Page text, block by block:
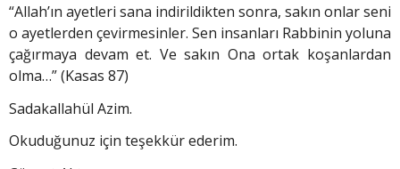
“Allah’ın ayetleri sana indirildikten sonra, sakın onlar seni
o ayetlerden çevirmesinler. Sen insanları Rabbinin yoluna
çağırmaya devam et. Ve sakın Ona ortak koşanlardan
olma…” (Kasas 87)
Sadakallahül Azim.
Okuduğunuz için teşekkür ederim.